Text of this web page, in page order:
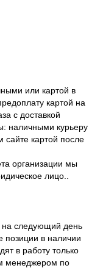
или картой в
картой на
с доставкой
наличными курьеру
картой после
организации мы
лицо..
на следующий день
позиции в наличии
в работу только
менеджером по